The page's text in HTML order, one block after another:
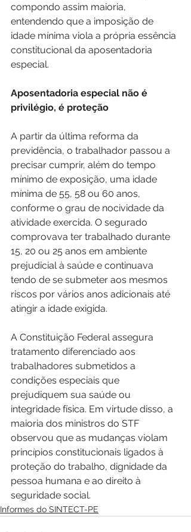
compondo assim maioria,
entendendo que a imposição de
idade mínima viola a própria essência
constitucional da aposentadoria
especial.
Aposentadoria especial não é
privilégio, é proteção
A partir da última reforma da
previdência, o trabalhador passou a
precisar cumprir, além do tempo
mínimo de exposição, uma idade
mínima de 55, 58 ou 60 anos,
conforme o grau de nocividade da
atividade exercida. O segurado
comprovava ter trabalhado durante
15, 20 ou 25 anos em ambiente
prejudicial à saúde e continuava
tendo de se submeter aos mesmos
riscos por vários anos adicionais até
atingir a idade exigida.
A Constituição Federal assegura
tratamento diferenciado aos
trabalhadores submetidos a
condições especiais que
prejudiquem sua saúde ou
integridade física. Em virtude disso, a
maioria dos ministros do STF
observou que as mudanças violam
princípios constitucionais ligados à
proteção do trabalho, dignidade da
pessoa humana e ao direito à
seguridade social.
Informes do SINTECT-PE